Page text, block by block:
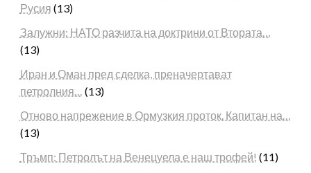
Русия (13)
Залужни: НАТО разчита на доктрини от Втората…
(13)
Иран и Оман пред сделка, преначертават
петролния…
(13)
Отново напрежение в Ормузкия проток. Капитан на…
(13)
Тръмп: Петролът на Венецуела е наш трофей! (11)